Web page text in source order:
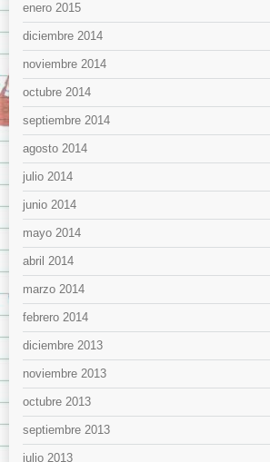
enero 2015
diciembre 2014
noviembre 2014
octubre 2014
septiembre 2014
agosto 2014
julio 2014
junio 2014
mayo 2014
abril 2014
marzo 2014
febrero 2014
diciembre 2013
noviembre 2013
octubre 2013
septiembre 2013
julio 2013